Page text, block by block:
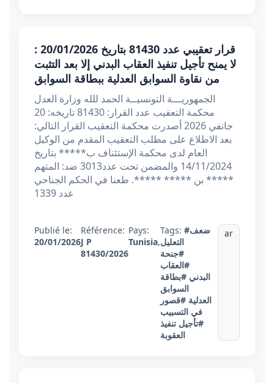
قرار تعقيبي عدد 81430 بتاريخ 20/01/2026 :
لا يمنح تأجيل تنفيذ العقاب البدني إلا بعد التثبت
من نقاوة السوابق العدلية ببطاقة السوابق
الجمهوريـــة التونسيــة الحمد للله وزارة العدل
محكمة التعقيب عدد القرار: 81430 تاريخه: 20
جانفي 2026 أصدرت محكمة التعقيب القرار التالي:
بعد الاطلاع على مطلب التعقيب المقدم من الوكيل
العام لدى محكمة الإستئناف ب***** بتاريخ
14/11/2024 والمضمن تحت عدد3013 ضد: المتهم
***** بن ***** *****. طعنا في الحكم الجناحي
عدد 1339
Publié le:
20/01/2026
Référence:
J P
81430/2026
Pays:
Tunisia,
Tags: #ضعف
التعليل
#جنحة
#العقاب
البدني #بطاقة
السوابق
العدلية #قصور
في التسبيب
#تأجيل تنفيذ
العقوبة
ar